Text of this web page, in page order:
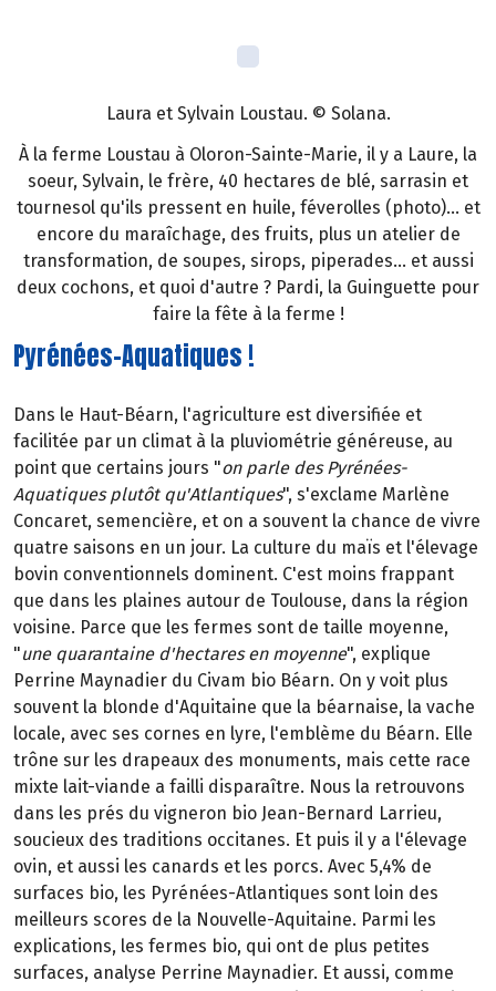
Laura et Sylvain Loustau. © Solana.
À la ferme Loustau à Oloron-Sainte-Marie, il y a Laure, la
soeur, Sylvain, le frère, 40 hectares de blé, sarrasin et
tournesol qu'ils pressent en huile, féverolles (photo)... et
encore du maraîchage, des fruits, plus un atelier de
transformation, de soupes, sirops, piperades... et aussi
deux cochons, et quoi d'autre ? Pardi, la Guinguette pour
faire la fête à la ferme !
Pyrénées-Aquatiques !
Dans le Haut-Béarn, l'agriculture est diversifiée et
facilitée par un climat à la pluviométrie généreuse, au
point que certains jours "on parle des Pyrénées-
Aquatiques plutôt qu'Atlantiques", s'exclame Marlène
Concaret, semencière, et on a souvent la chance de vivre
quatre saisons en un jour. La culture du maïs et l'élevage
bovin conventionnels dominent. C'est moins frappant
que dans les plaines autour de Toulouse, dans la région
voisine. Parce que les fermes sont de taille moyenne,
"une quarantaine d'hectares en moyenne", explique
Perrine Maynadier du Civam bio Béarn. On y voit plus
souvent la blonde d'Aquitaine que la béarnaise, la vache
locale, avec ses cornes en lyre, l'emblème du Béarn. Elle
trône sur les drapeaux des monuments, mais cette race
mixte lait-viande a failli disparaître. Nous la retrouvons
dans les prés du vigneron bio Jean-Bernard Larrieu,
soucieux des traditions occitanes. Et puis il y a l'élevage
ovin, et aussi les canards et les porcs. Avec 5,4% de
surfaces bio, les Pyrénées-Atlantiques sont loin des
meilleurs scores de la Nouvelle-Aquitaine. Parmi les
explications, les fermes bio, qui ont de plus petites
surfaces, analyse Perrine Maynadier. Et aussi, comme